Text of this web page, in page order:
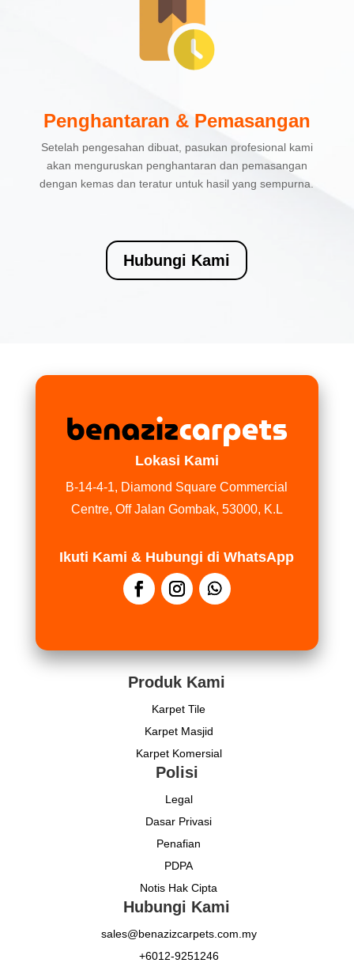
Penghantaran & Pemasangan
Setelah pengesahan dibuat, pasukan profesional kami
akan menguruskan penghantaran dan pemasangan
dengan kemas dan teratur untuk hasil yang sempurna.
Hubungi Kami
Lokasi Kami
B-14-4-1, Diamond Square Commercial
Centre, Off Jalan Gombak, 53000, K.L
Ikuti Kami & Hubungi di WhatsApp
Produk Kami
Karpet Tile
Karpet Masjid
Karpet Komersial
Polisi
Legal
Dasar Privasi
Penafian
PDPA
Notis Hak Cipta
Hubungi Kami
sales@benazizcarpets.com.my
+6012-9251246